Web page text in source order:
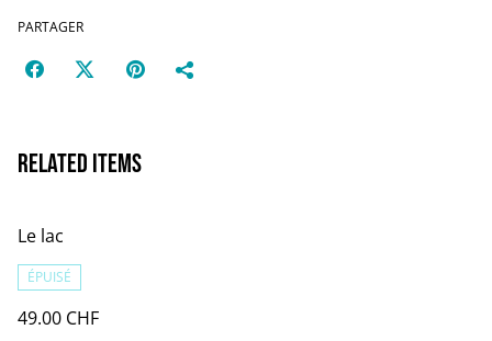
PARTAGER
Related items
Le lac
ÉPUISÉ
49.00 CHF